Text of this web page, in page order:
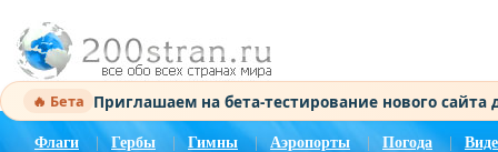
🔥 Бета Приглашаем на бета-тестирование нового
Флаги Гербы Гимны | Аэропорты Погода |